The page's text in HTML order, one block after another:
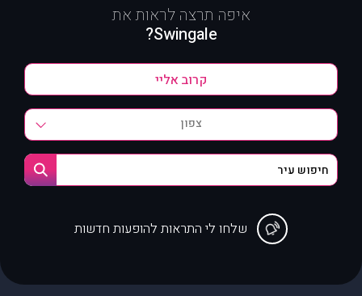
איפה תרצה לראות את
Swingale?
צפון
שלחו לי התראות להופעות חדשות